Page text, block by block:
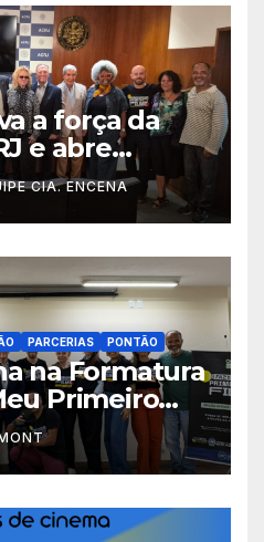
a força da
e abre
a 2ª turma do
Filme”
CIA. ENCENA
PARCERIAS PONTÃO
na Formatura
Primeiro
Belford
as inscrições
Iguaçu